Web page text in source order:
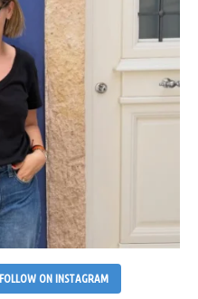
FOLLOW ON INSTAGRAM